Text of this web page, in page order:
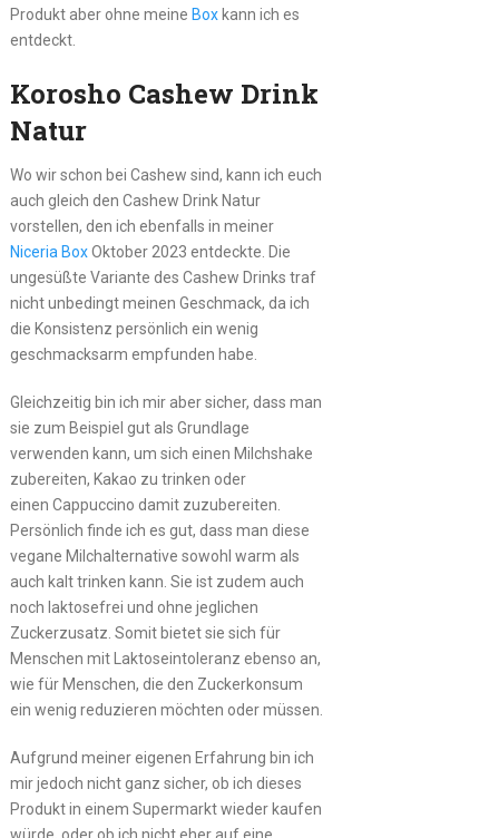
Produkt aber ohne meine Boxkann ich es
entdeckt.
Korosho Cashew Drink
Natur
Wo wir schon bei Cashew sind, kann ich euch
auch gleich den Cashew Drink Natur
vorstellen, den ich ebenfalls in meiner
Niceria BoxOktober 2023 entdeckte. Die
ungesüßte Variante des Cashew Drinks traf
nicht unbedingt meinen Geschmack, da ich
die Konsistenz persönlich ein wenig
geschmacksarm empfunden habe.
Gleichzeitig bin ich mir aber sicher, dass man
sie zum Beispiel gut als Grundlage
verwenden kann, um sich einen Milchshake
zubereiten, Kakao zu trinken oder
einen Cappuccino damit zuzubereiten.
Persönlich finde ich es gut, dass man diese
vegane Milchalternative sowohl warm als
auch kalt trinken kann. Sie ist zudem auch
noch laktosefrei und ohne jeglichen
Zuckerzusatz. Somit bietet sie sich für
Menschen mit Laktoseintoleranz ebenso an,
wie für Menschen, die den Zuckerkonsum
ein wenig reduzieren möchten oder müssen.
Aufgrund meiner eigenen Erfahrung bin ich
mir jedoch nicht ganz sicher, ob ich dieses
Produkt in einem Supermarkt wieder kaufen